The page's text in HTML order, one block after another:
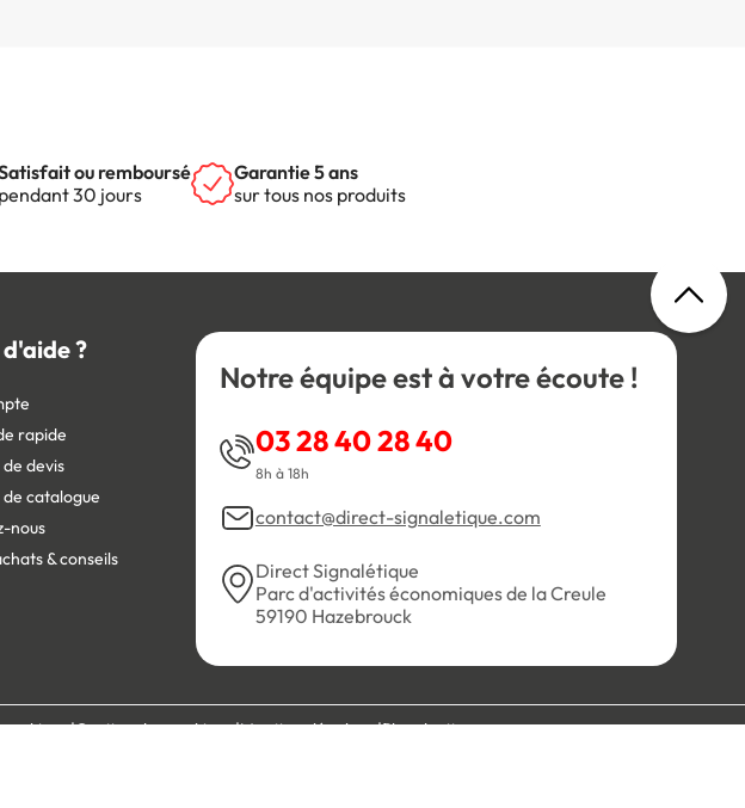
ou remboursé
30 jours
Garantie 5 ans
sur tous nos produits
?
rapide
devis
catalogue
nous
& conseils
Notre équipe est à votre écoute !
03 28 40 28 40
8h à 18h
contact@direct-signaletique.com
Direct Signalétique
Parc d'activités économiques de la Creule
59190 Hazebrouck
Gestion des cookies Mentions légales Plan du site